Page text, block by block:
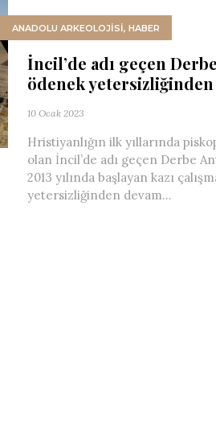
ANADOLU ARKEOLOJİSİ, HABER
İncil’de adı geçen
ödenek yetersizliğinden
10 Ocak 2023
Hristiyanlığın ilk yıllarında
olan İncil’de adı geçen Derbe
2013 yılında başlayan kazı
yetersizliğinden devam...